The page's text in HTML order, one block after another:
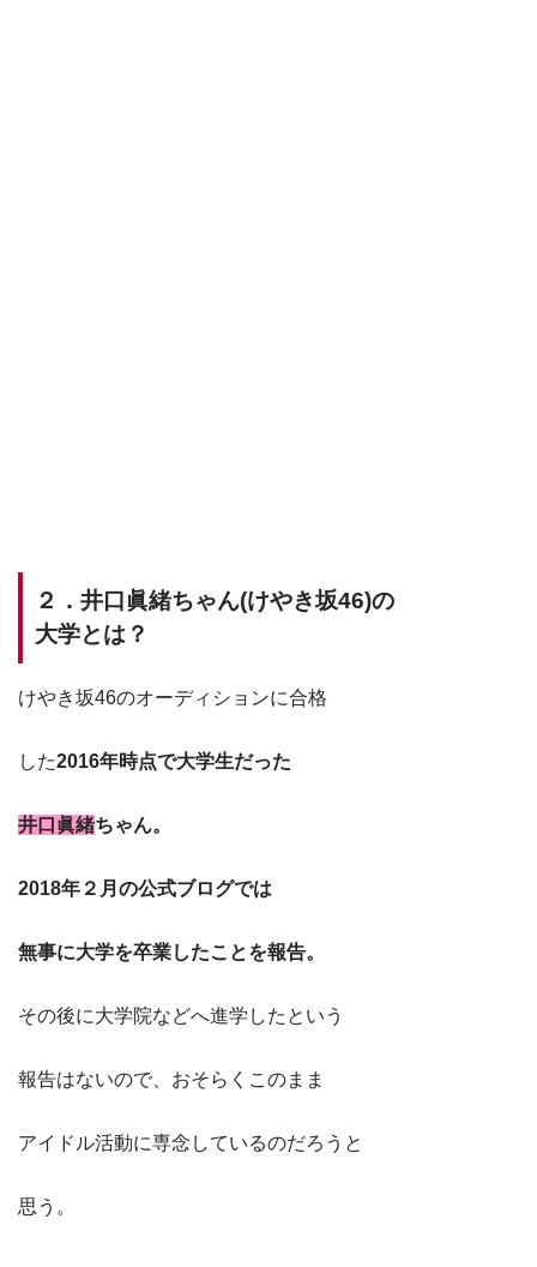
２．井口眞緒ちゃん(けやき坂46)の
大学とは？
けやき坂46のオーディションに合格
した2016年時点で大学生だった
井口眞緒ちゃん。
2018年２月の公式ブログでは
無事に大学を卒業したことを報告。
その後に大学院などへ進学したという
報告はないので、おそらくこのまま
アイドル活動に専念しているのだろうと
思う。